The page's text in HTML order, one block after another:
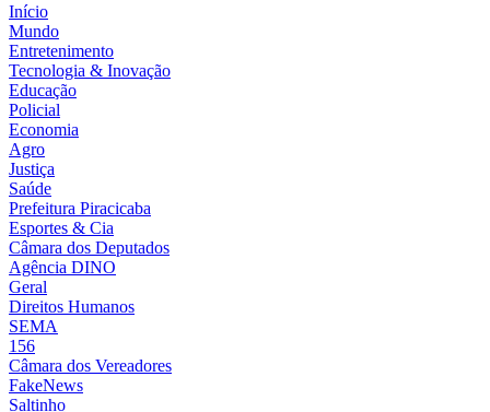
Início
Mundo
Entretenimento
Tecnologia & Inovação
Educação
Policial
Economia
Agro
Justiça
Saúde
Prefeitura Piracicaba
Esportes & Cia
Câmara dos Deputados
Agência DINO
Geral
Direitos Humanos
SEMA
156
Câmara dos Vereadores
FakeNews
Saltinho